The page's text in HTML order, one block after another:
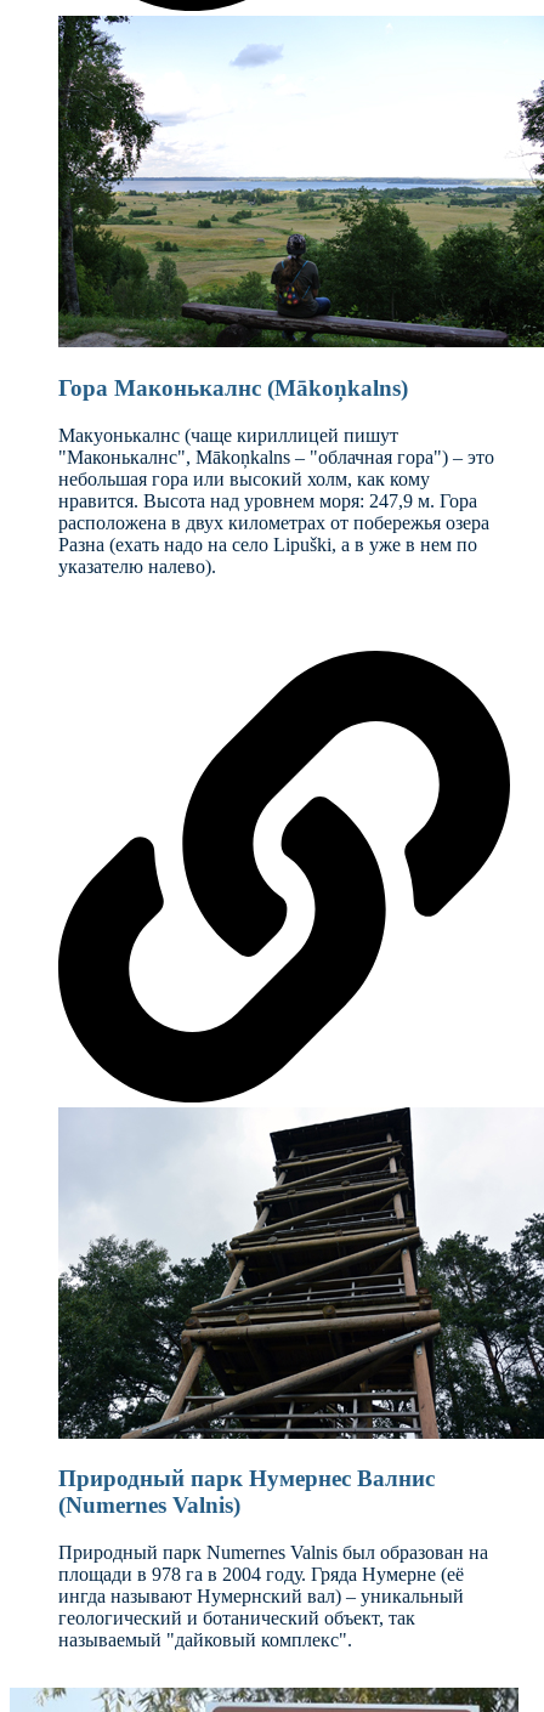
Гора Маконькалнс (Mākoņkalns)
Макуонькалнс (чаще кириллицей пишут
"Маконькалнс", Mākoņkalns – "облачная гора") – это
небольшая гора или высокий холм, как кому
нравится. Высота над уровнем моря: 247,9 м. Гора
расположена в двух километрах от побережья озера
Разна (ехать надо на село Lipuški, а в уже в нем по
указателю налево).
Природный парк Нумернес Валнис
(Numernes Valnis)
Природный парк Numernes Valnis был образован на
площади в 978 га в 2004 году. Гряда Нумерне (её
ингда называют Нумернский вал) – уникальный
геологический и ботанический объект, так
называемый "дайковый комплекс".